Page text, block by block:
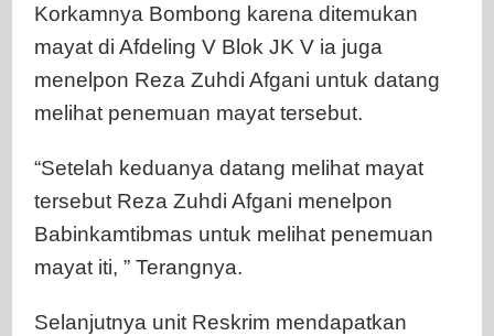
Korkamnya Bombong karena ditemukan
mayat di Afdeling V Blok JK V ia juga
menelpon Reza Zuhdi Afgani untuk datang
melihat penemuan mayat tersebut.
“Setelah keduanya datang melihat mayat
tersebut Reza Zuhdi Afgani menelpon
Babinkamtibmas untuk melihat penemuan
mayat iti, ” Terangnya.
Selanjutnya unit Reskrim mendapatkan